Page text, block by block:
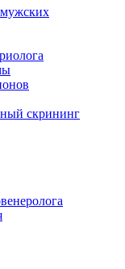
скрининг